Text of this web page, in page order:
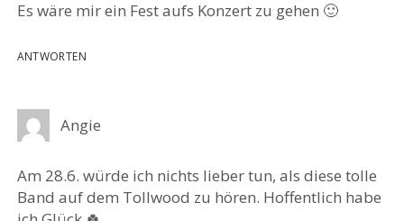
Es wäre mir ein Fest aufs Konzert zu gehen 🙂
ANTWORTEN
Angie
Am 28.6. würde ich nichts lieber tun, als diese tolle
Band auf dem Tollwood zu hören. Hoffentlich habe